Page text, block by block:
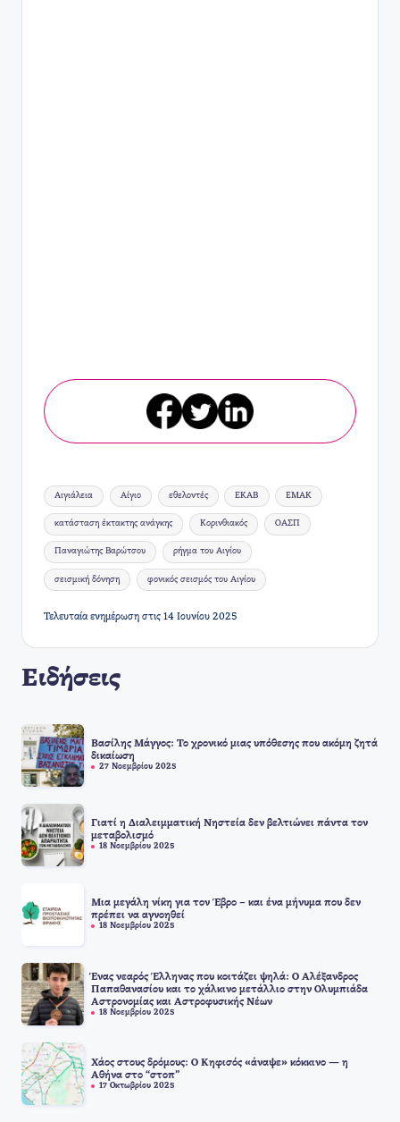
Ετικέτες:
Αιγιάλεια Αίγιο εθελοντές ΕΚΑΒ ΕΜΑΚ
κατάσταση έκτακτης ανάγκης Κορινθιακός ΟΑΣΠ
Παναγιώτης Βαρώτσου ρήγμα του Αιγίου
σεισμική δόνηση φονικός σεισμός του Αιγίου
Τελευταία ενημέρωση στις 14 Ιουνίου 2025
Ειδήσεις
Βασίλης Μάγγος: Το χρονικό μιας υπόθεσης που ακόμη ζητά
δικαίωση
27 Νοεμβρίου 2025
Γιατί η Διαλειμματική Νηστεία δεν βελτιώνει πάντα τον
μεταβολισμό
18 Νοεμβρίου 2025
Μια μεγάλη νίκη για τον Έβρο – και ένα μήνυμα που δεν
πρέπει να αγνοηθεί
18 Νοεμβρίου 2025
Ένας νεαρός Έλληνας που κοιτάζει ψηλά: Ο Αλέξανδρος
Παπαθανασίου και το χάλκινο μετάλλιο στην Ολυμπιάδα
Αστρονομίας και Αστροφυσικής Νέων
18 Νοεμβρίου 2025
Χάος στους δρόμους: Ο Κηφισός «άναψε» κόκκινο — η
Αθήνα στο “στοπ”
17 Οκτωβρίου 2025